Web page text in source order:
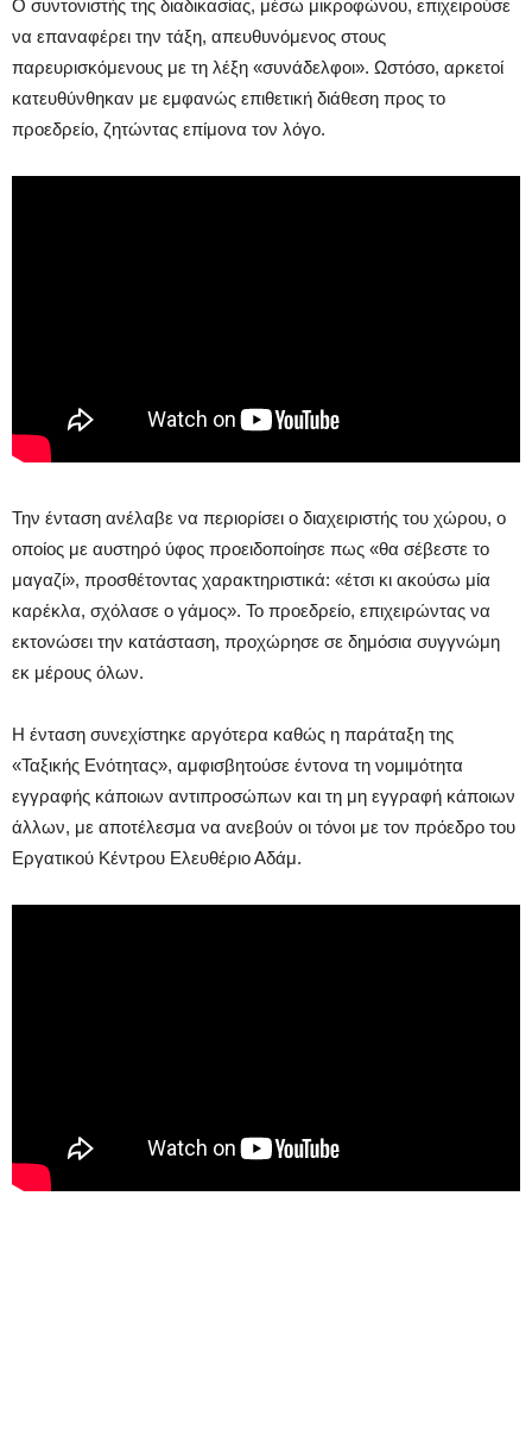
Ο συντονιστής της διαδικασίας, μέσω μικροφώνου, επιχειρούσε
να επαναφέρει την τάξη, απευθυνόμενος στους
παρευρισκόμενους με τη λέξη «συνάδελφοι». Ωστόσο, αρκετοί
κατευθύνθηκαν με εμφανώς επιθετική διάθεση προς το
προεδρείο, ζητώντας επίμονα τον λόγο.
Την ένταση ανέλαβε να περιορίσει ο διαχειριστής του χώρου, ο
οποίος με αυστηρό ύφος προειδοποίησε πως «θα σέβεστε το
μαγαζί», προσθέτοντας χαρακτηριστικά: «έτσι κι ακούσω μία
καρέκλα, σχόλασε ο γάμος». Το προεδρείο, επιχειρώντας να
εκτονώσει την κατάσταση, προχώρησε σε δημόσια συγγνώμη
εκ μέρους όλων.
Η ένταση συνεχίστηκε αργότερα καθώς η παράταξη της
«Ταξικής Ενότητας», αμφισβητούσε έντονα τη νομιμότητα
εγγραφής κάποιων αντιπροσώπων και τη μη εγγραφή κάποιων
άλλων, με αποτέλεσμα να ανεβούν οι τόνοι με τον πρόεδρο του
Εργατικού Κέντρου Ελευθέριο Αδάμ.